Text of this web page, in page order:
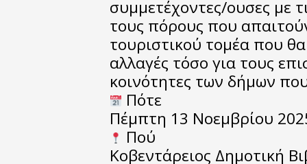
συμμετέχοντες/ουσες με
τους πόρους που
τουριστικού τομέα που
αλλαγές τόσο για τους
κοινότητες των δήμων
Πότε
Πέμπτη 13 Νοεμβρίου
Πού
Κοβεντάρειος Δημοτική